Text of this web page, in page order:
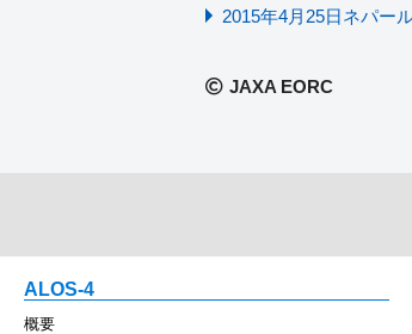
2015年4月25日ネパー
JAXA EORC
ALOS-4
概要